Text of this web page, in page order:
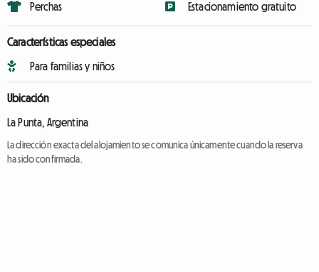
Perchas Estacionamiento gratuito
Características especiales
Para familias y niños
Ubicación
La Punta, Argentina
La dirección exacta del alojamiento se comunica únicamente cuando la reserva
ha sido confirmada.